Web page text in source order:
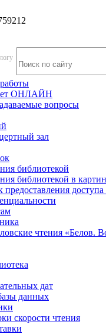
ОНЛАЙН
вопросы
зал
библиотекой
библиотекой в
предоставления
чтения «Белов.
дат
данных
скорости чтения